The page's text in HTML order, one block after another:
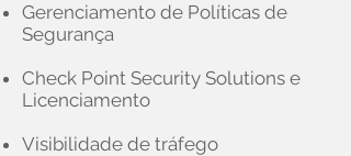
Gerenciamento de Políticas de
Segurança
Check Point Security Solutions e
Licenciamento
Visibilidade de tráfego